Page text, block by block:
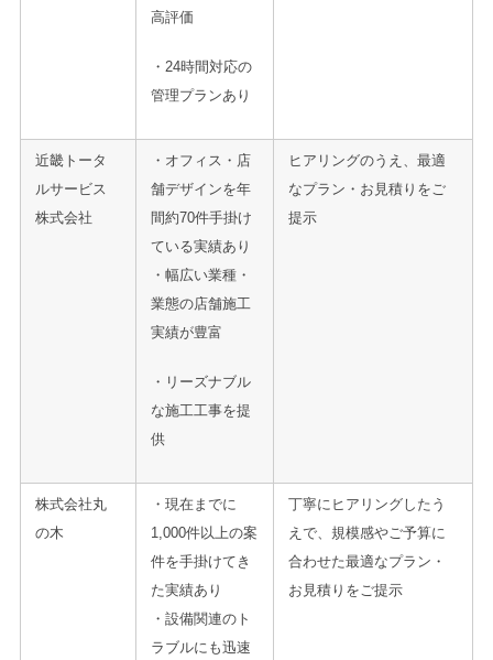
高評価
・24時間対応の
管理プランあり
近畿トータ
ルサービス
株式会社
・オフィス・店
舗デザインを年
間約70件手掛け
ている実績あり
・幅広い業種・
業態の店舗施工
実績が豊富
・リーズナブル
な施工工事を提
供
ヒアリングのうえ、最適
なプラン・お見積りをご
提示
株式会社丸
の木
・現在までに
1,000件以上の案
件を手掛けてき
た実績あり
・設備関連のト
ラブルにも迅速
丁寧にヒアリングしたう
えで、規模感やご予算に
合わせた最適なプラン・
お見積りをご提示